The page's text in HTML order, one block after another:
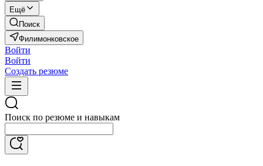
Ещё
Поиск
Филимонковское
Войти
Войти
Создать резюме
Поиск по резюме и навыкам